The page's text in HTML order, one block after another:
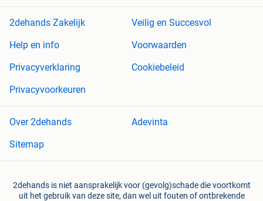
2dehands Zakelijk
Veilig en Succesvol
Help en info
Voorwaarden
Privacyverklaring
Cookiebeleid
Privacyvoorkeuren
Over 2dehands
Adevinta
Sitemap
2dehands is niet aansprakelijk voor (gevolg)schade die voortkomt
uit het gebruik van deze site, dan wel uit fouten of ontbrekende